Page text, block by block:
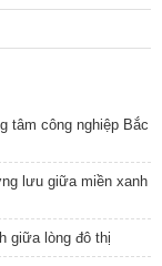
tâm công nghiệp Bắc
lưu giữa miền xanh
giữa lòng đô thị